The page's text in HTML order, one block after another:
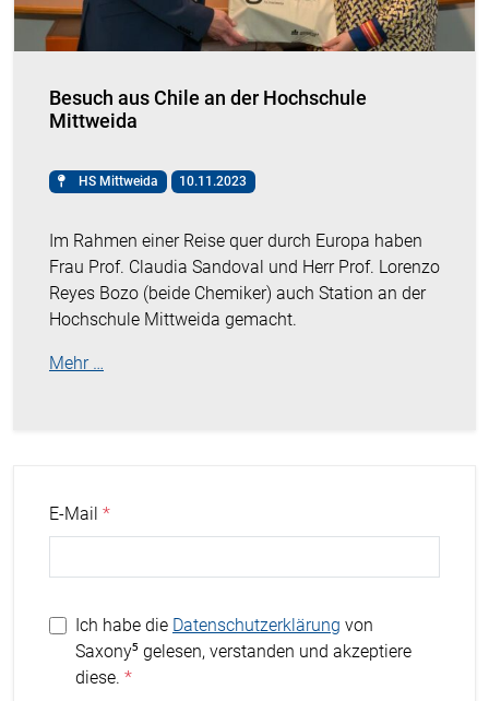
Besuch aus Chile an der Hochschule
Mittweida
HS Mittweida 10.11.2023
Im Rahmen einer Reise quer durch Europa haben
Frau Prof. Claudia Sandoval und Herr Prof. Lorenzo
Reyes Bozo (beide Chemiker) auch Station an der
Hochschule Mittweida gemacht.
Mehr …
E-Mail
Ich habe die Datenschutzerklärung von
Saxony⁵ gelesen, verstanden und akzeptiere
diese.